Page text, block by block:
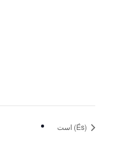
است (És)